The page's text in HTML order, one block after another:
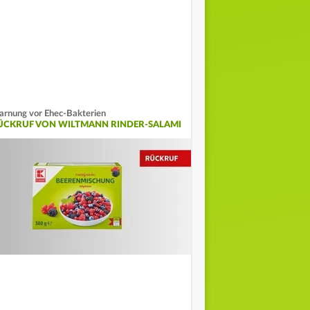
vor Ehec-Bakterien
VON WILTMANN RINDER-SALAMI